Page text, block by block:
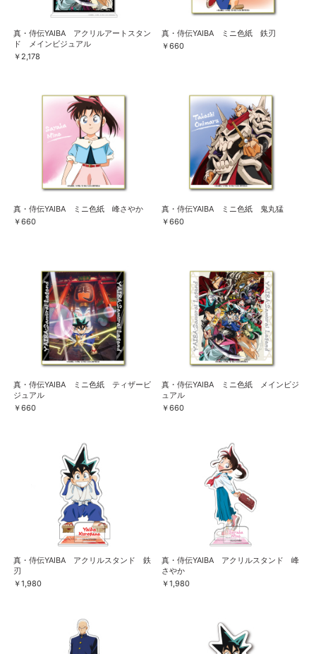
真・侍伝YAIBA アクリルアートスタン
ド メインビジュアル
￥2,178
真・侍伝YAIBA ミニ色紙 鉄刃
￥660
真・侍伝YAIBA ミニ色紙 峰さやか
￥660
真・侍伝YAIBA ミニ色紙 鬼丸猛
￥660
真・侍伝YAIBA ミニ色紙 ティザービ
ジュアル
￥660
真・侍伝YAIBA ミニ色紙 メインビジ
ュアル
￥660
真・侍伝YAIBA アクリルスタンド 鉄
刃
￥1,980
真・侍伝YAIBA アクリルスタンド 峰
さやか
￥1,980